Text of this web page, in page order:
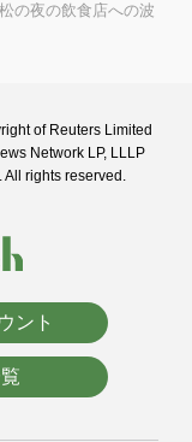
の夜の飲食店への波
of Reuters Limited
Network LP, LLLP
rights reserved.
ント